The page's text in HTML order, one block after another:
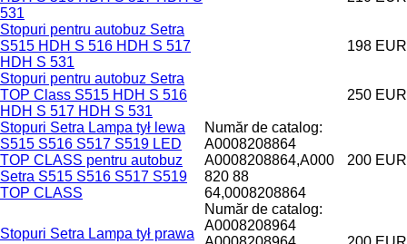
531
Stopuri pentru autobuz Setra
S515 HDH S 516 HDH S 517
HDH S 531
198 EUR
Stopuri pentru autobuz Setra
TOP Class S515 HDH S 516
HDH S 517 HDH S 531
250 EUR
Stopuri Setra Lampa tył lewa
S515 S516 S517 S519 LED
TOP CLASS pentru autobuz
Setra S515 S516 S517 S519
TOP CLASS
Număr de catalog:
A0008208864
A0008208864,A000
820 88
64,0008208864
200 EUR
Stopuri Setra Lampa tył prawa
Număr de catalog:
A0008208964